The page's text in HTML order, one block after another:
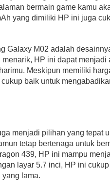
bermain game kamu
yang dimiliki HP ini juga
Galaxy M02 adalah
HP ini dapat menjadi
Meskipun memiliki
baik untuk
menjadi pilihan yang tepat
tetap bertenaga untuk
439, HP ini mampu
layar 5.7 inci, HP ini
yang lama.